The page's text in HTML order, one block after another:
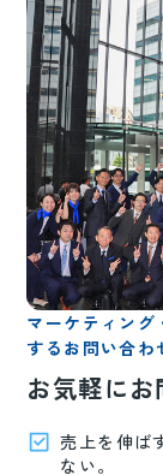
マーケティング
するお問い合わ
お気軽にお
売上を伸ば
ない。